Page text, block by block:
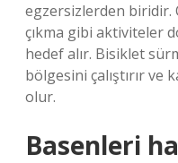
egzersizlerden biridir.
çıkma gibi aktiviteler
hedef alır. Bisiklet
bölgesini çalıştırır ve
olur.
Basenleri